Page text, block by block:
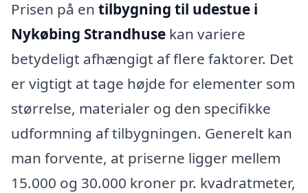
Prisen på en tilbygning til udestue i
Nykøbing Strandhuse kan variere
betydeligt afhængigt af flere faktorer. Det
er vigtigt at tage højde for elementer som
størrelse, materialer og den specifikke
udformning af tilbygningen. Generelt kan
man forvente, at priserne ligger mellem
15.000 og 30.000 kroner pr. kvadratmeter,